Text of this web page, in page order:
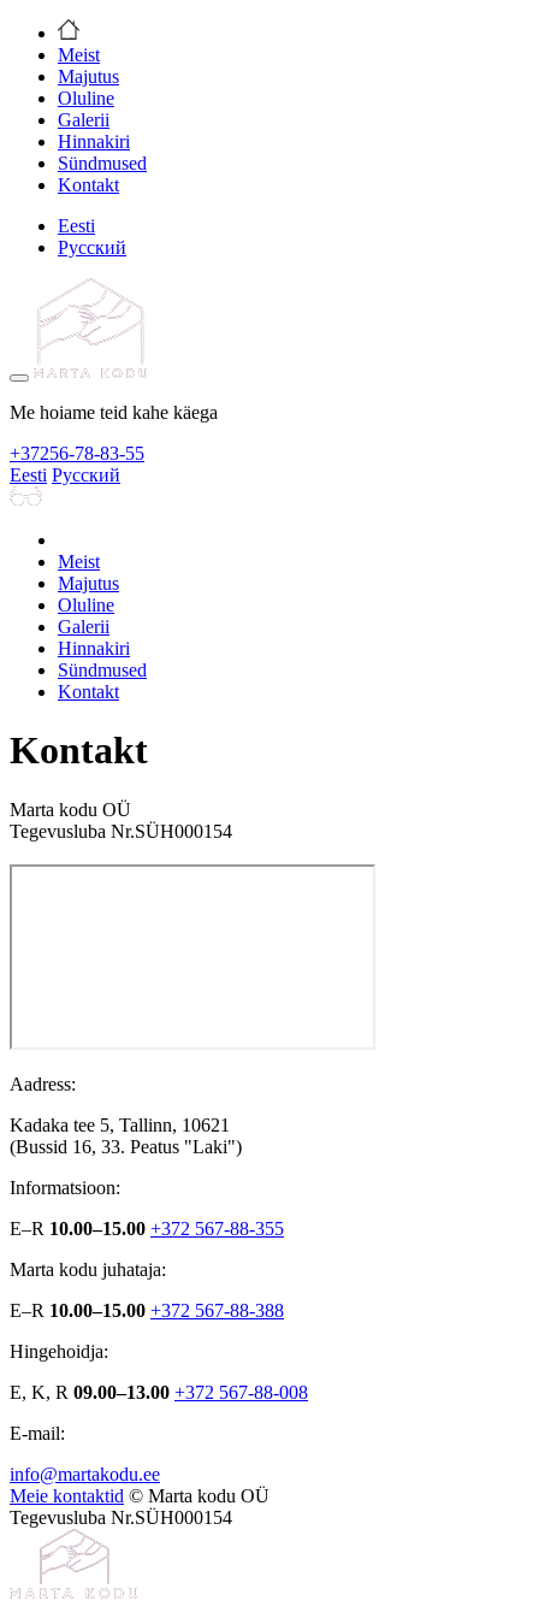
Meist
Majutus
Oluline
Galerii
Hinnakiri
Sündmused
Kontakt
Eesti
Русский
Me hoiame teid kahe käega
+37256-78-83-55
Eesti Русский
Meist
Majutus
Oluline
Galerii
Hinnakiri
Sündmused
Kontakt
Kontakt
Marta kodu OÜ
Tegevusluba Nr.SÜH000154
Aadress:
Kadaka tee 5, Tallinn, 10621
(Bussid 16, 33. Peatus "Laki")
Informatsioon:
E–R 10.00–15.00 +372 567-88-355
Marta kodu juhataja:
E–R 10.00–15.00 +372 567-88-388
Hingehoidja:
E, K, R 09.00–13.00 +372 567-88-008
E-mail:
info@martakodu.ee
Meie kontaktid © Marta kodu OÜ
Tegevusluba Nr.SÜH000154